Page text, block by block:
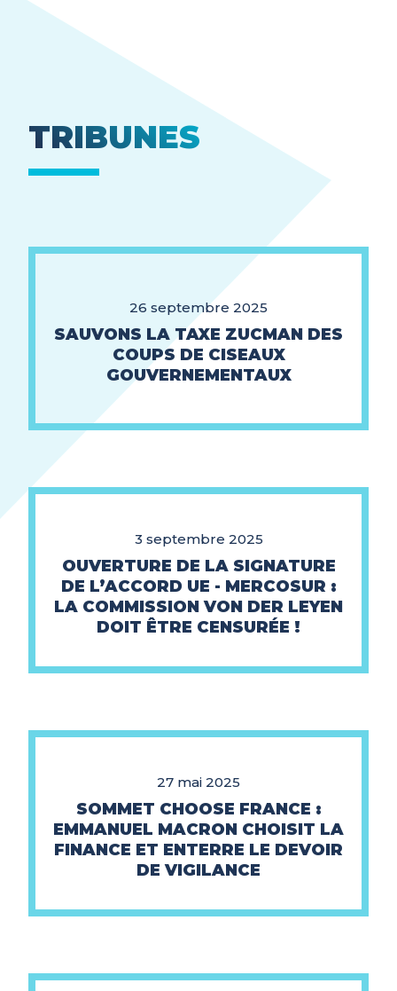
TRIBUNES
26 septembre 2025
SAUVONS LA TAXE ZUCMAN DES
COUPS DE CISEAUX
GOUVERNEMENTAUX
3 septembre 2025
OUVERTURE DE LA SIGNATURE
DE L’ACCORD UE - MERCOSUR :
LA COMMISSION VON DER LEYEN
DOIT ÊTRE CENSURÉE !
27 mai 2025
SOMMET CHOOSE FRANCE :
EMMANUEL MACRON CHOISIT LA
FINANCE ET ENTERRE LE DEVOIR
DE VIGILANCE